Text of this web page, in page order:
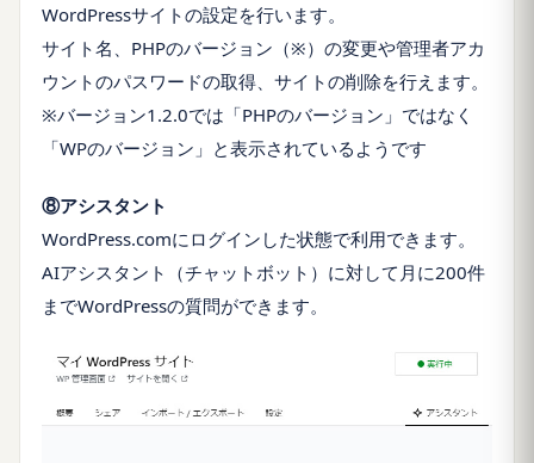
WordPressサイトの設定を行います。
サイト名、PHPのバージョン（※）の変更や管理者アカ
ウントのパスワードの取得、サイトの削除を行えます。
※バージョン1.2.0では「PHPのバージョン」ではなく
「WPのバージョン」と表示されているようです
⑧アシスタント
WordPress.comにログインした状態で利用できます。
AIアシスタント（チャットボット）に対して月に200件
までWordPressの質問ができます。